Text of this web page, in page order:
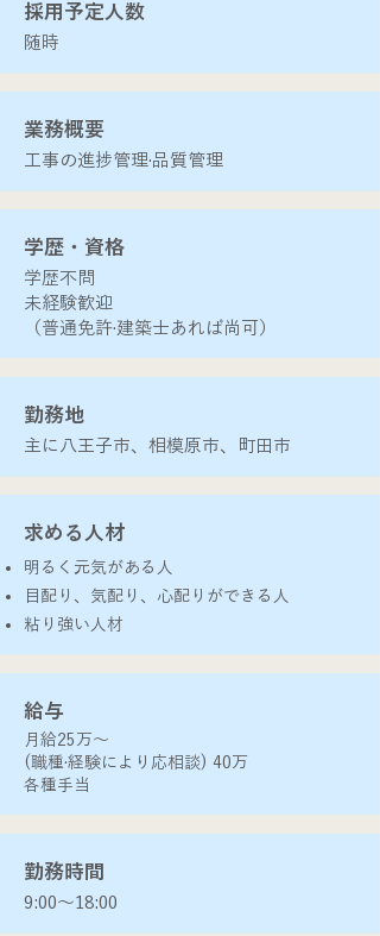
​採用予定人数
​随時
​業務概要
工事の進捗管理·品質管理
​学歴・資格
​学歴不問
未経験歓迎
（普通免許·建築士あれば尚可）
​勤務地
主に八王子市、相模原市、町田市
​求める人材
明るく元気がある人
目配り、気配り、心配りができる人
​粘り強い人材
​給与
月給25万〜
(職種·経験により応相談) 40万
​各種手当
​勤務時間
9:00〜18:00